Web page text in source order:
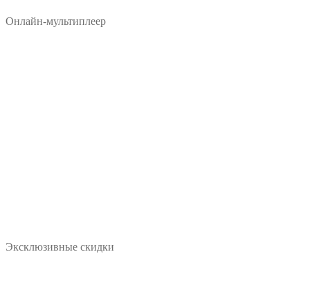
Онлайн-мультиплеер
Эксклюзивные скидки